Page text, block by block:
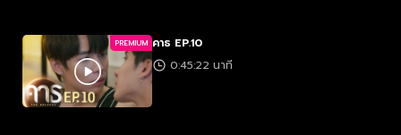
PREMIUM คาธ EP.10
0:45:22 นาที